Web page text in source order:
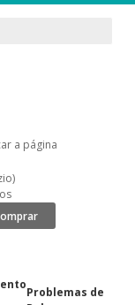
a página
Problemas de